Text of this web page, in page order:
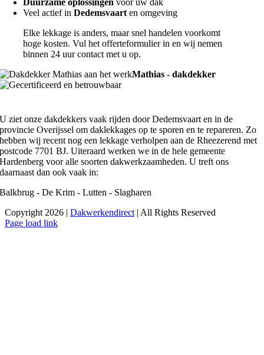
Duurzame oplossingen voor uw dak
Veel actief inDedemsvaarten omgeving
Elke lekkage is anders, maar snel handelen voorkomt
hoge kosten. Vul het offerteformulier in en wij nemen
binnen 24 uur contact met u op.
Mathias - dakdekker
U ziet onze dakdekkers vaak rijden door Dedemsvaart en in de
provincie Overijssel om daklekkages op te sporen en te repareren. Zo
hebben wij recent nog een lekkage verholpen aan de Rheezerend met
postcode 7701 BJ. Uiteraard werken we in de hele gemeente
Hardenberg voor alle soorten dakwerkzaamheden. U treft ons
daarnaast dan ook vaak in:
Balkbrug - De Krim - Lutten - Slagharen
Copyright 2026 | Dakwerkendirect| All Rights Reserved
Facebook
X
Instagram
Pinterest
Page load link